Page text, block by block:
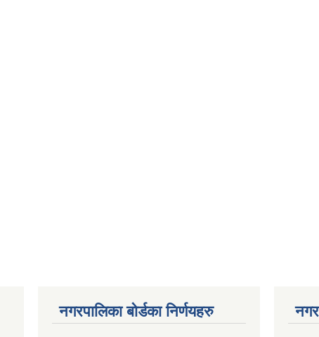
नगरपालिका बोर्डका निर्णयहरु